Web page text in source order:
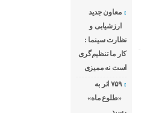
معاون جدید
ارزشیابی و
نظارت سینما :
کار ما تنظیم‌گری
است نه ممیزی
۷۵۹ اثر به
«طلوع ماه»